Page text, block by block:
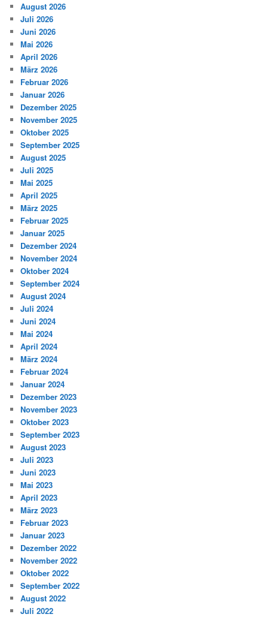
August 2026
Juli 2026
Juni 2026
Mai 2026
April 2026
März 2026
Februar 2026
Januar 2026
Dezember 2025
November 2025
Oktober 2025
September 2025
August 2025
Juli 2025
Mai 2025
April 2025
März 2025
Februar 2025
Januar 2025
Dezember 2024
November 2024
Oktober 2024
September 2024
August 2024
Juli 2024
Juni 2024
Mai 2024
April 2024
März 2024
Februar 2024
Januar 2024
Dezember 2023
November 2023
Oktober 2023
September 2023
August 2023
Juli 2023
Juni 2023
Mai 2023
April 2023
März 2023
Februar 2023
Januar 2023
Dezember 2022
November 2022
Oktober 2022
September 2022
August 2022
Juli 2022